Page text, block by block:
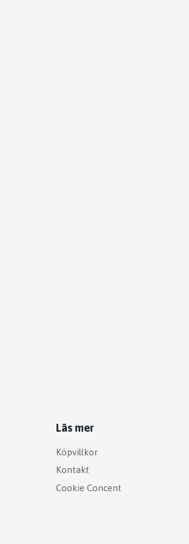
Läs mer
Köpvillkor
Kontakt
Cookie Concent